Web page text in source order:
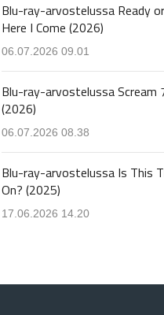
Blu-ray-arvostelussa Ready
Here I Come (2026)
06.07.2026 09.01
Blu-ray-arvostelussa Scream
(2026)
06.07.2026 08.38
Blu-ray-arvostelussa Is This
On? (2025)
17.06.2026 14.20